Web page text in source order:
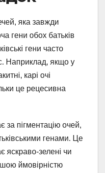
яка завжди
гени обох батьків
гени часто
Наприклад, якщо у
карі очі
це рецесивна
за пігментацію очей,
генами. Це
яскраво-зелені чи
ймовірністю